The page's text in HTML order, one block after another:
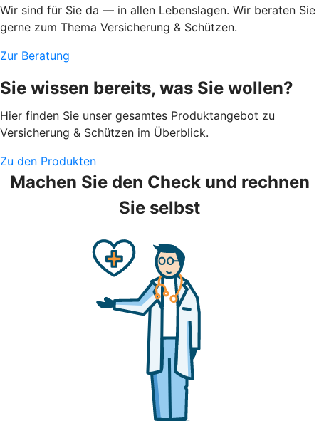
Wir sind für Sie da — in allen Lebenslagen. Wir beraten Sie
gerne zum Thema Versicherung & Schützen.
Zur Beratung
Sie wissen bereits, was Sie wollen?
Hier finden Sie unser gesamtes Produktangebot zu
Versicherung & Schützen im Überblick.
Zu den Produkten
Machen Sie den Check und rechnen
Sie selbst